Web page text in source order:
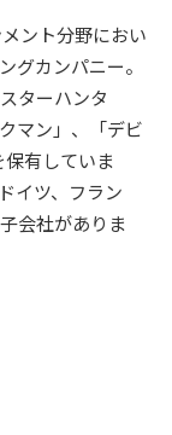
ント分野におい
グカンパニー。
ターハンタ
マン」、「デビ
有していま
イツ、フラン
会社がありま